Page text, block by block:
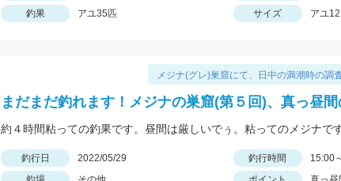
釣果
アユ35匹 サイズ アユ
メジナ(グレ)巣窟にて、日中の満潮時の調
まだまだ釣れます！メジナの巣窟(第５回)、真っ昼間
約４時間粘っての釣果です。昼間は厳しいでぅ。粘ってのメジナです
釣行日 2022/05/29 釣行時間
15:00